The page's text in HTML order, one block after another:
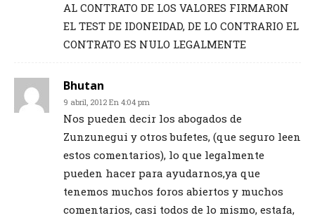
AL CONTRATO DE LOS VALORES FIRMARON
EL TEST DE IDONEIDAD, DE LO CONTRARIO EL
CONTRATO ES NULO LEGALMENTE
Bhutan
9 abril, 2012 En 4:04 pm
Nos pueden decir los abogados de
Zunzunegui y otros bufetes, (que seguro leen
estos comentarios), lo que legalmente
pueden hacer para ayudarnos,ya que
tenemos muchos foros abiertos y muchos
comentarios, casi todos de lo mismo, estafa,